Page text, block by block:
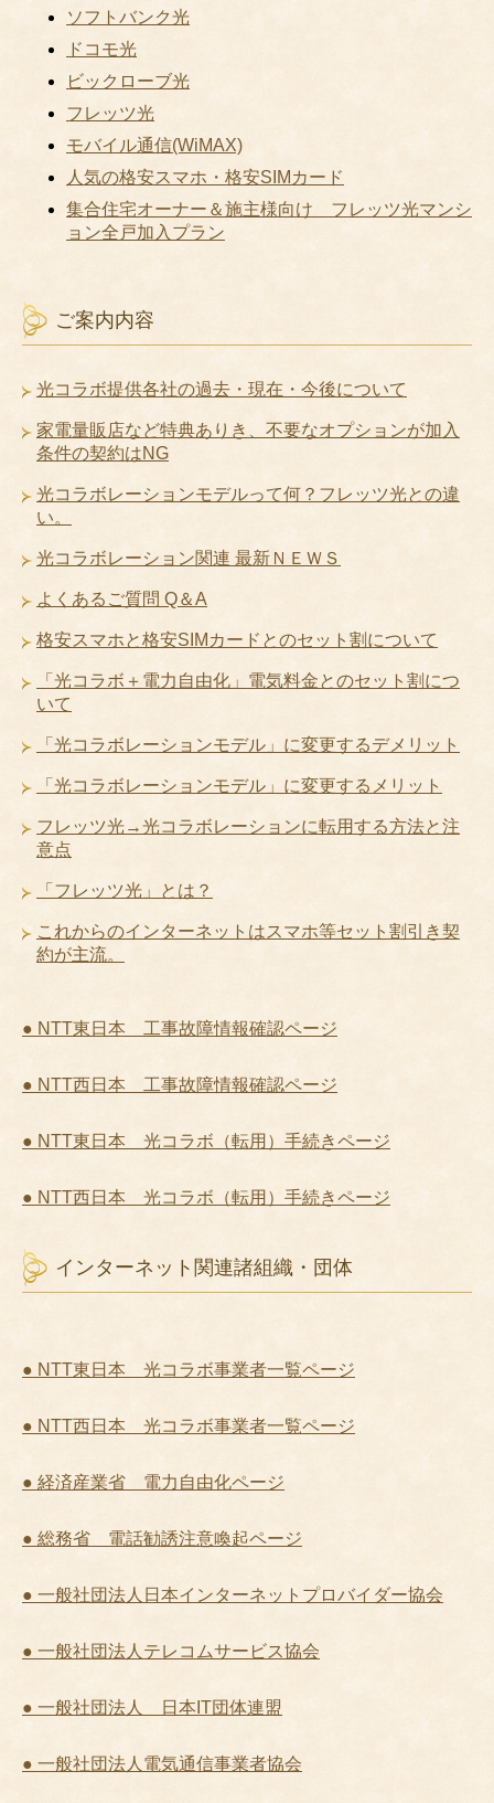
ソフトバンク光
ドコモ光
ビックローブ光
フレッツ光
モバイル通信(WiMAX)
人気の格安スマホ・格安SIMカード
集合住宅オーナー＆施主様向け フレッツ光マンシ
ョン全戸加入プラン
ご案内内容
光コラボ提供各社の過去・現在・今後について
家電量販店など特典ありき、不要なオプションが加入
条件の契約はNG
光コラボレーションモデルって何？フレッツ光との違
い。
光コラボレーション関連 最新ＮＥＷＳ
よくあるご質問 Q＆A
格安スマホと格安SIMカードとのセット割について
「光コラボ＋電力自由化」電気料金とのセット割につ
いて
「光コラボレーションモデル」に変更するデメリット
「光コラボレーションモデル」に変更するメリット
フレッツ光→光コラボレーションに転用する方法と注
意点
「フレッツ光」とは？
これからのインターネットはスマホ等セット割引き契
約が主流。
● NTT東日本 工事故障情報確認ページ
● NTT西日本 工事故障情報確認ページ
● NTT東日本 光コラボ（転用）手続きページ
● NTT西日本 光コラボ（転用）手続きページ
インターネット関連諸組織・団体
● NTT東日本 光コラボ事業者一覧ページ
● NTT西日本 光コラボ事業者一覧ページ
● 経済産業省 電力自由化ページ
● 総務省 電話勧誘注意喚起ページ
● 一般社団法人日本インターネットプロバイダー協会
● 一般社団法人テレコムサービス協会
● 一般社団法人 日本IT団体連盟
● 一般社団法人電気通信事業者協会